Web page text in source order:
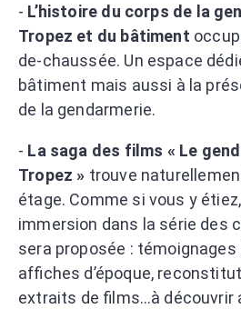
- L’histoire du corps de la
Tropez et du bâtiment
de-chaussée. Un espace
bâtiment mais aussi à la
de la gendarmerie.
- La saga des films « Le
Tropez » trouve
étage. Comme si vous y
immersion dans la série des
sera proposée :
afﬁches d’époque,
extraits de ﬁlms…à découvrir